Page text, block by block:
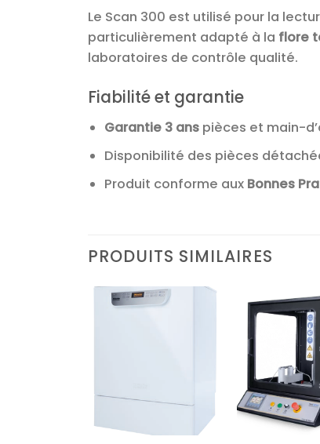
Le Scan 300 est utilisé pour la
particulièrement adapté à la flore
laboratoires de contrôle qualité.
Fiabilité et garantie
Garantie 3 ans pièces et main-
Disponibilité des pièces
Produit conforme aux Bonnes
PRODUITS SIMILAIRES